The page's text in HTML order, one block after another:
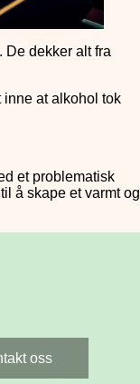
De dekker alt fra
inne at alkohol tok
et problematisk
å skape et varmt og
oss